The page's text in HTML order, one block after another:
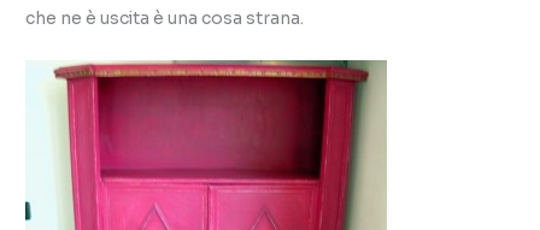
che ne è uscita è una cosa strana.